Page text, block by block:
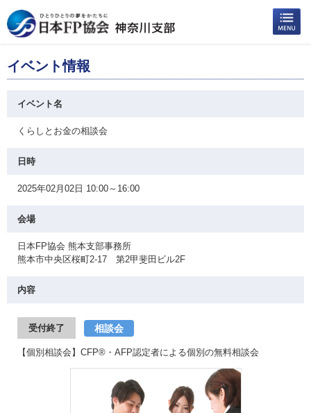
イベント情報
イベント名
くらしとお金の相談会
日時
2025年02月02日 10:00～16:00
会場
日本FP協会 熊本支部事務所
熊本市中央区桜町2-17 第2甲斐田ビル2F
内容
受付終了 相談会
【個別相談会】CFP®・AFP認定者による個別の無料相談会